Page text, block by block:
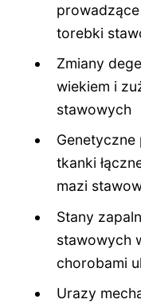
torebki
Zmiany
wiekiem i
stawowych
Genetyczne
tkanki
mazi
Stany
stawowych
chorobami
Urazy